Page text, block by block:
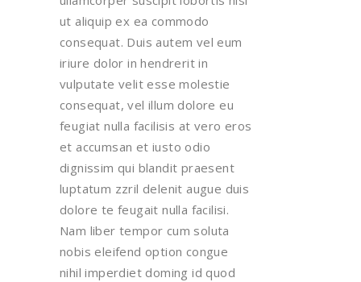
ut aliquip ex ea commodo
consequat. Duis autem vel eum
iriure dolor in hendrerit in
vulputate velit esse molestie
consequat, vel illum dolore eu
feugiat nulla facilisis at vero eros
et accumsan et iusto odio
dignissim qui blandit praesent
luptatum zzril delenit augue duis
dolore te feugait nulla facilisi.
Nam liber tempor cum soluta
nobis eleifend option congue
nihil imperdiet doming id quod